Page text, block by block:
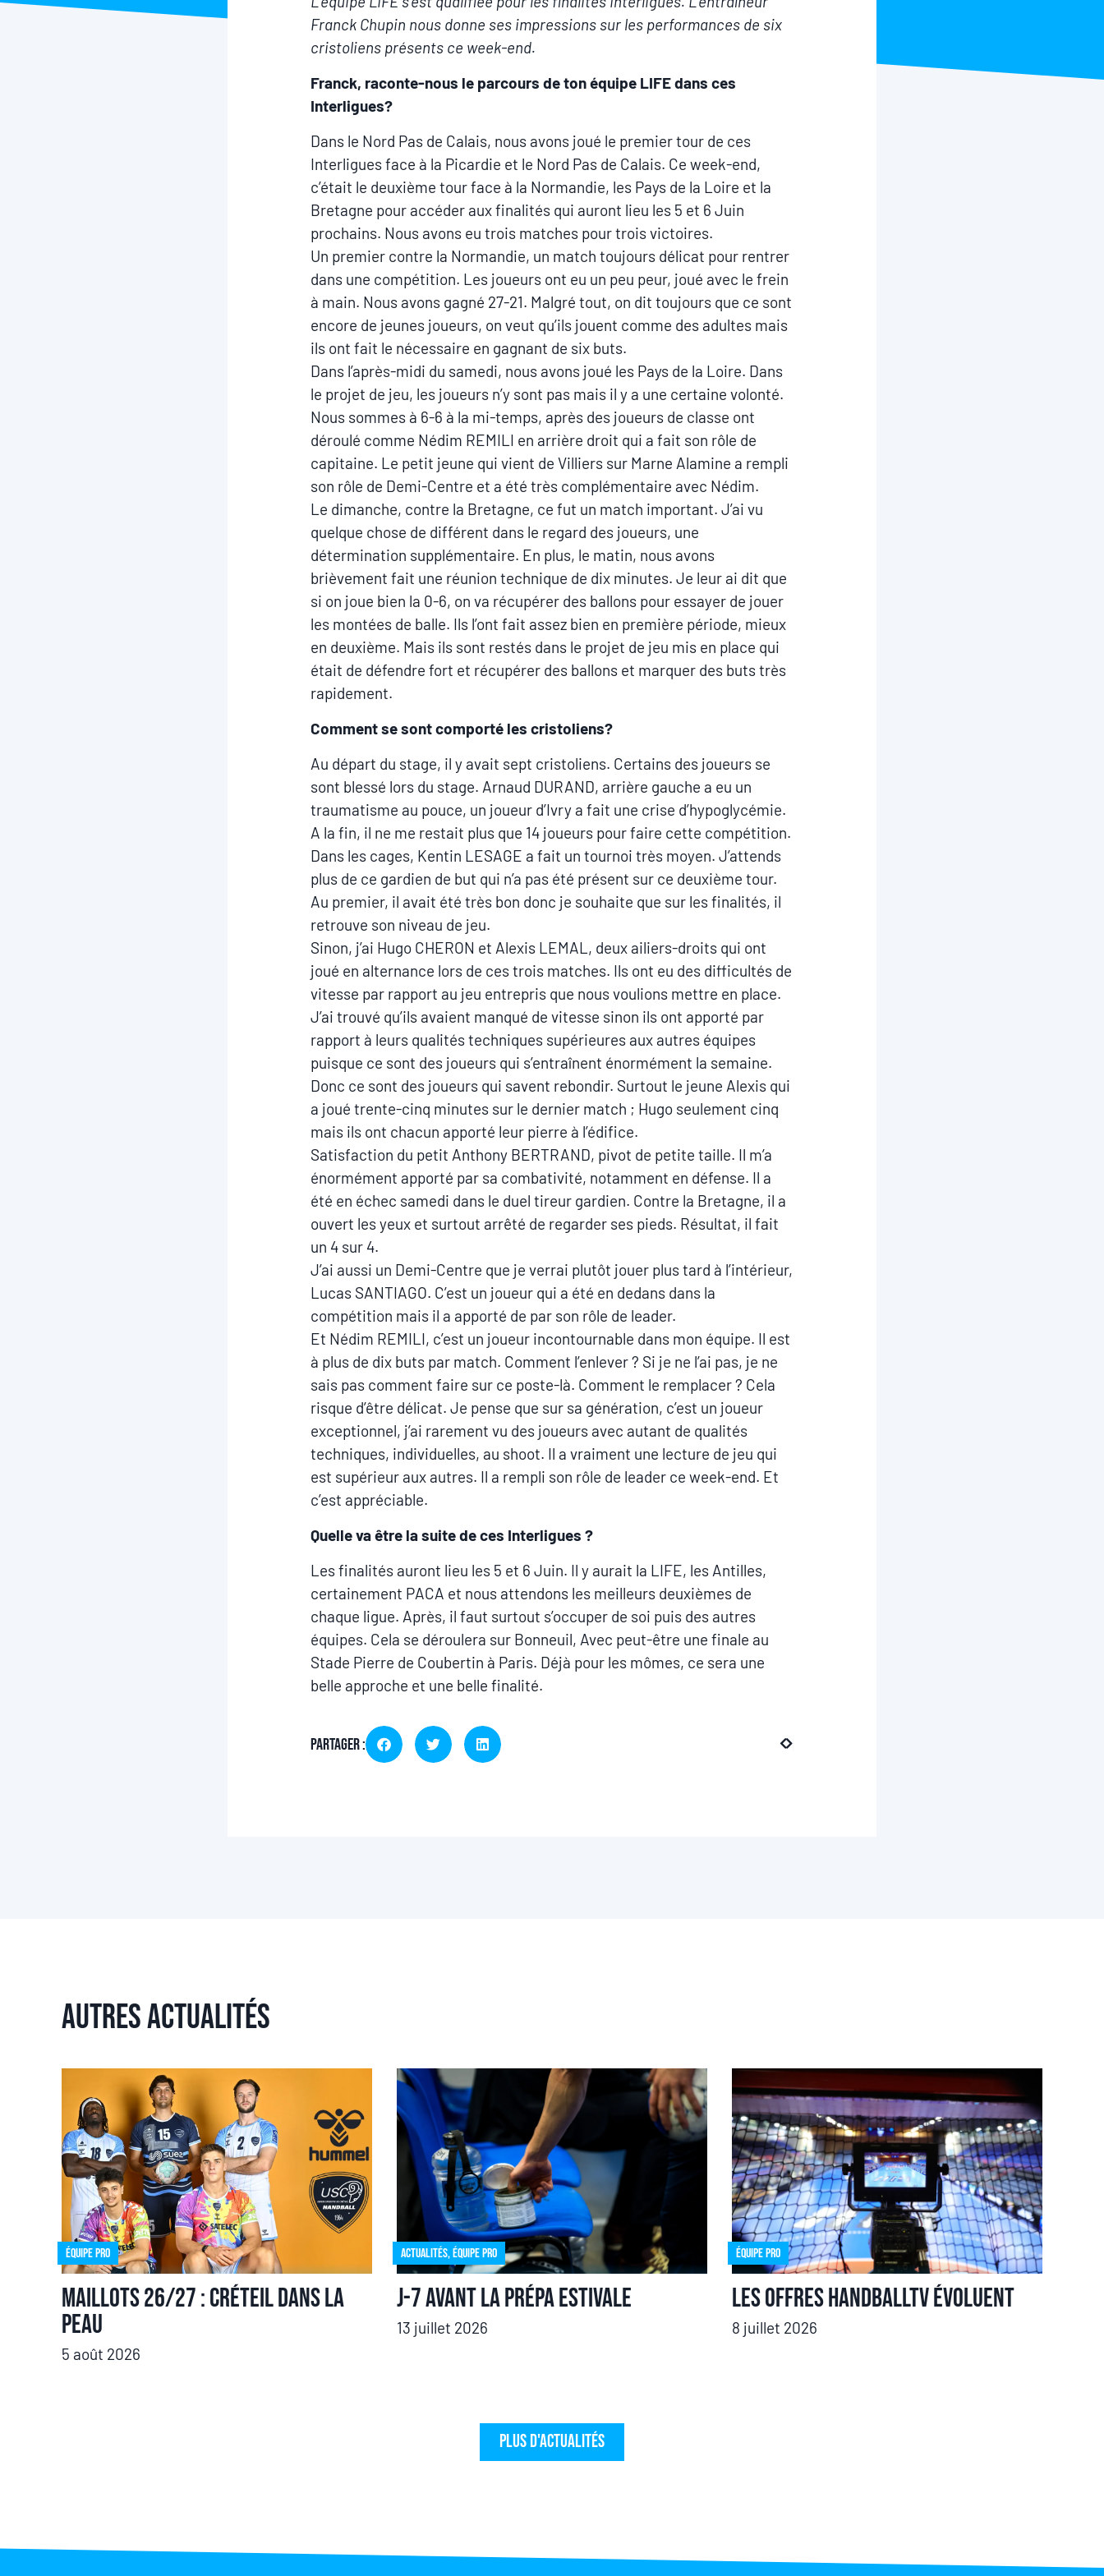
Franck Chupin nous donne ses impressions sur les performances de six
cristoliens présents ce week-end.
Franck, raconte-nous le parcours de ton équipe LIFE dans ces
Interligues?
Dans le Nord Pas de Calais, nous avons joué le premier tour de ces
Interligues face à la Picardie et le Nord Pas de Calais. Ce week-end,
c’était le deuxième tour face à la Normandie, les Pays de la Loire et la
Bretagne pour accéder aux finalités qui auront lieu les 5 et 6 Juin
prochains. Nous avons eu trois matches pour trois victoires.
Un premier contre la Normandie, un match toujours délicat pour rentrer
dans une compétition. Les joueurs ont eu un peu peur, joué avec le frein
à main. Nous avons gagné 27-21. Malgré tout, on dit toujours que ce sont
encore de jeunes joueurs, on veut qu’ils jouent comme des adultes mais
ils ont fait le nécessaire en gagnant de six buts.
Dans l’après-midi du samedi, nous avons joué les Pays de la Loire. Dans
le projet de jeu, les joueurs n’y sont pas mais il y a une certaine volonté.
Nous sommes à 6-6 à la mi-temps, après des joueurs de classe ont
déroulé comme Nédim REMILI en arrière droit qui a fait son rôle de
capitaine. Le petit jeune qui vient de Villiers sur Marne Alamine a rempli
son rôle de Demi-Centre et a été très complémentaire avec Nédim.
Le dimanche, contre la Bretagne, ce fut un match important. J’ai vu
quelque chose de différent dans le regard des joueurs, une
détermination supplémentaire. En plus, le matin, nous avons
brièvement fait une réunion technique de dix minutes. Je leur ai dit que
si on joue bien la 0-6, on va récupérer des ballons pour essayer de jouer
les montées de balle. Ils l’ont fait assez bien en première période, mieux
en deuxième. Mais ils sont restés dans le projet de jeu mis en place qui
était de défendre fort et récupérer des ballons et marquer des buts très
rapidement.
Comment se sont comporté les cristoliens?
Au départ du stage, il y avait sept cristoliens. Certains des joueurs se
sont blessé lors du stage. Arnaud DURAND, arrière gauche a eu un
traumatisme au pouce, un joueur d’Ivry a fait une crise d’hypoglycémie.
A la fin, il ne me restait plus que 14 joueurs pour faire cette compétition.
Dans les cages, Kentin LESAGE a fait un tournoi très moyen. J’attends
plus de ce gardien de but qui n’a pas été présent sur ce deuxième tour.
Au premier, il avait été très bon donc je souhaite que sur les finalités, il
retrouve son niveau de jeu.
Sinon, j’ai Hugo CHERON et Alexis LEMAL, deux ailiers-droits qui ont
joué en alternance lors de ces trois matches. Ils ont eu des difficultés de
vitesse par rapport au jeu entrepris que nous voulions mettre en place.
J’ai trouvé qu’ils avaient manqué de vitesse sinon ils ont apporté par
rapport à leurs qualités techniques supérieures aux autres équipes
puisque ce sont des joueurs qui s’entraînent énormément la semaine.
Donc ce sont des joueurs qui savent rebondir. Surtout le jeune Alexis qui
a joué trente-cinq minutes sur le dernier match ; Hugo seulement cinq
mais ils ont chacun apporté leur pierre à l’édifice.
Satisfaction du petit Anthony BERTRAND, pivot de petite taille. Il m’a
énormément apporté par sa combativité, notamment en défense. Il a
été en échec samedi dans le duel tireur gardien. Contre la Bretagne, il a
ouvert les yeux et surtout arrêté de regarder ses pieds. Résultat, il fait
un 4 sur 4.
J’ai aussi un Demi-Centre que je verrai plutôt jouer plus tard à l’intérieur,
Lucas SANTIAGO. C’est un joueur qui a été en dedans dans la
compétition mais il a apporté de par son rôle de leader.
Et Nédim REMILI, c’est un joueur incontournable dans mon équipe. Il est
à plus de dix buts par match. Comment l’enlever ? Si je ne l’ai pas, je ne
sais pas comment faire sur ce poste-là. Comment le remplacer ? Cela
risque d’être délicat. Je pense que sur sa génération, c’est un joueur
exceptionnel, j’ai rarement vu des joueurs avec autant de qualités
techniques, individuelles, au shoot. Il a vraiment une lecture de jeu qui
est supérieur aux autres. Il a rempli son rôle de leader ce week-end. Et
c’est appréciable.
Quelle va être la suite de ces Interligues ?
Les finalités auront lieu les 5 et 6 Juin. Il y aurait la LIFE, les Antilles,
certainement PACA et nous attendons les meilleurs deuxièmes de
chaque ligue. Après, il faut surtout s’occuper de soi puis des autres
équipes. Cela se déroulera sur Bonneuil, Avec peut-être une finale au
Stade Pierre de Coubertin à Paris. Déjà pour les mômes, ce sera une
belle approche et une belle finalité.
Partager :
Autres actualités
Équipe pro
Maillots 26/27 : Créteil dans la
peau
5 août 2026
Actualités,Équipe pro
J-7 avant la prépa estivale
13 juillet 2026
Équipe pro
Les offres HandballTV évoluent
8 juillet 2026
Plus d'actualités